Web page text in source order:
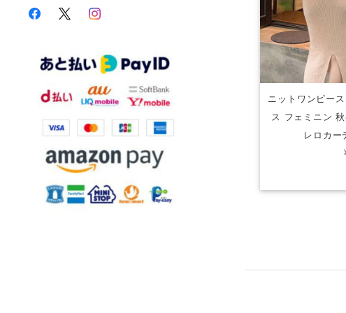
ニットワンピー
ス フェミニン
レロカー